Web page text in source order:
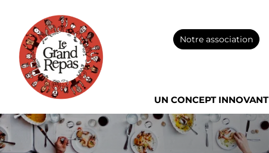
Notre association
UN CONCEPT INNOVANT